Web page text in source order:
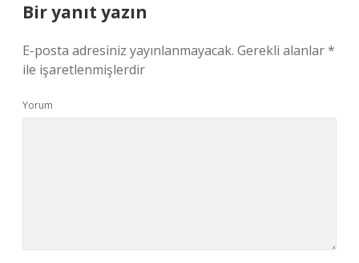
Bir yanıt yazın
E-posta adresiniz yayınlanmayacak. Gerekli alanlar*
ile işaretlenmişlerdir
Yorum